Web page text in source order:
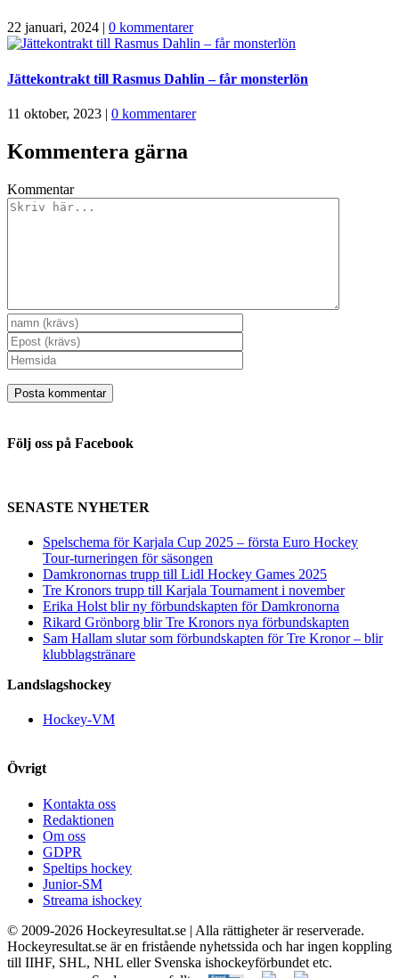
22 januari, 2024 0 kommentarer
Jättekontrakt till Rasmus Dahlin – får monsterlön
11 oktober, 2023 | 0 kommentarer
Kommentera gärna
Kommentar
Följ oss på Facebook
SENASTE NYHETER
Spelschema för Karjala Cup 2025 – första Euro Hockey
Tour-turneringen för säsongen
Damkronornas trupp till Lidl Hockey Games 2025
Tre Kronors trupp till Karjala Tournament i november
Erika Holst blir ny förbundskapten för Damkronorna
Rikard Grönborg blir Tre Kronors nya förbundskapten
Sam Hallam slutar som förbundskapten för Tre Kronor – blir
klubblagstränare
Landslagshockey
Hockey-VM
Övrigt
Kontakta oss
Redaktionen
Om oss
GDPR
Speltips hockey
Junior-SM
Streama ishockey
© 2009-2026 Hockeyresultat.se | Alla rättigheter är reserverade.
Hockeyresultat.se är en fristående nyhetssida och har ingen koppling
till IIHF, SHL, NHL eller Svenska ishockeyförbundet etc.